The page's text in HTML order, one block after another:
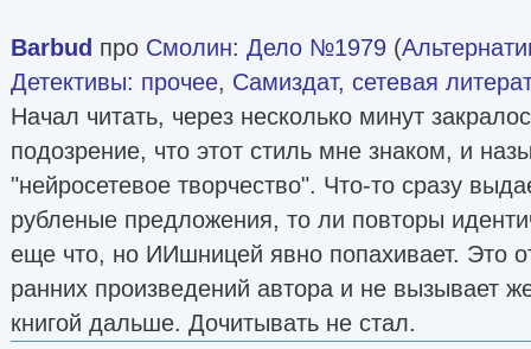
Barbud про Смолин: Дело №1979 (
Детективы: прочее, Самиздат, сетевая
Начал читать, через несколько минут
подозрение, что этот стиль мне знаком, и
"нейросетевое творчество". Что-то сразу
рубленые предложения, то ли повторы
еще что, но ИИшницей явно попахивает. Это
ранних произведений автора и не вызывает
книгой дальше. Дочитывать не стал.